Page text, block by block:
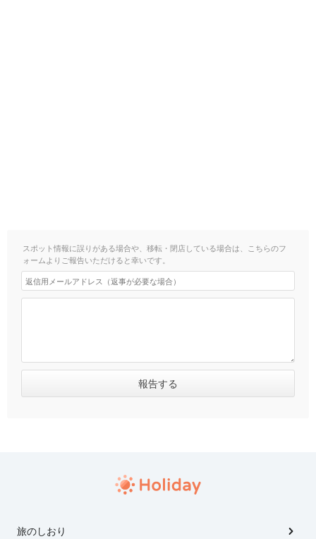
スポット情報に誤りがある場合や、移転・閉店している場合は、こちらのフ
ォームよりご報告いただけると幸いです。
旅のしおり